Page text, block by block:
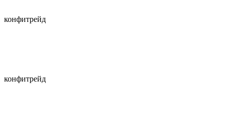
конфитрейд
конфитрейд